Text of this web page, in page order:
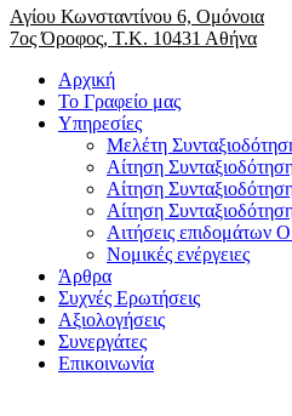
Αγίου Κωνσταντίνου 6, Ομόνοια
7ος Όροφος, Τ.Κ. 10431 Αθήνα
Αρχική
Το Γραφείο μας
Υπηρεσίες
Μελέτη
Αίτηση
Αίτηση
Αίτηση
Αιτήσεις
Νομικές ενέργειες
Άρθρα
Συχνές Ερωτήσεις
Αξιολογήσεις
Συνεργάτες
Επικοινωνία